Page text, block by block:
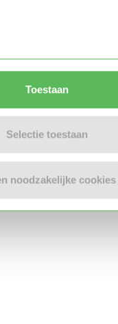
Toestaan
Selectie toestaan
noodzakelijke cookies